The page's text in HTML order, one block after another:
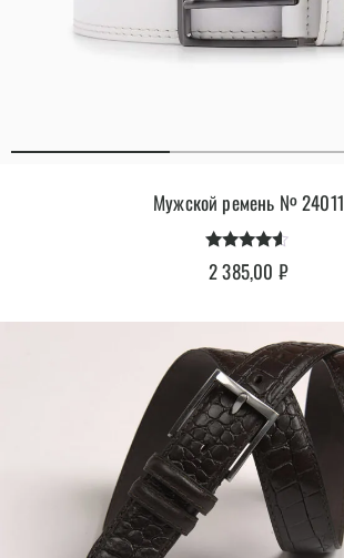
Мужской ремень № 24011
Оценка
4.40
2 385,00 ₽